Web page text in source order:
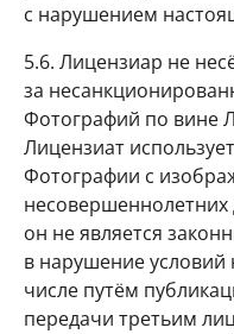
с нарушением
5.6. Лицензиар не
за
Фотографий по вине
Лицензиат
Фотографии с
он не является
в нарушение
числе путём
передачи третьим